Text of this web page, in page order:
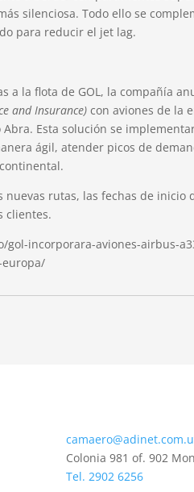
silenciosa. Todo ello se
para reducir el jet lag.
a la flota de GOL, la compañía
and Insurance)con aviones de la
Esta solución se
ágil, atender picos de
nuevas rutas, las fechas de inicio
clientes.
incorporara-aviones-airbus-
europa/
Colonia 981 of. 902
Tel. 2902 6256